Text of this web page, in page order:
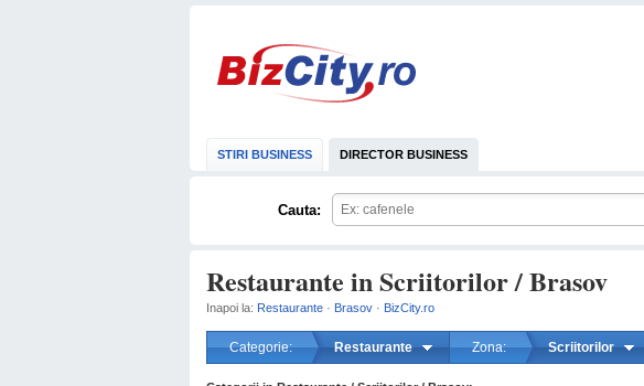
STIRI BUSINESS DIRECTOR BUSINESS
Cauta:
Restaurante in Scriitorilor / Brasov
Inapoi la: Restaurante · Brasov · BizCity.ro
Categorie: Restaurante Zona: Scriitorilor